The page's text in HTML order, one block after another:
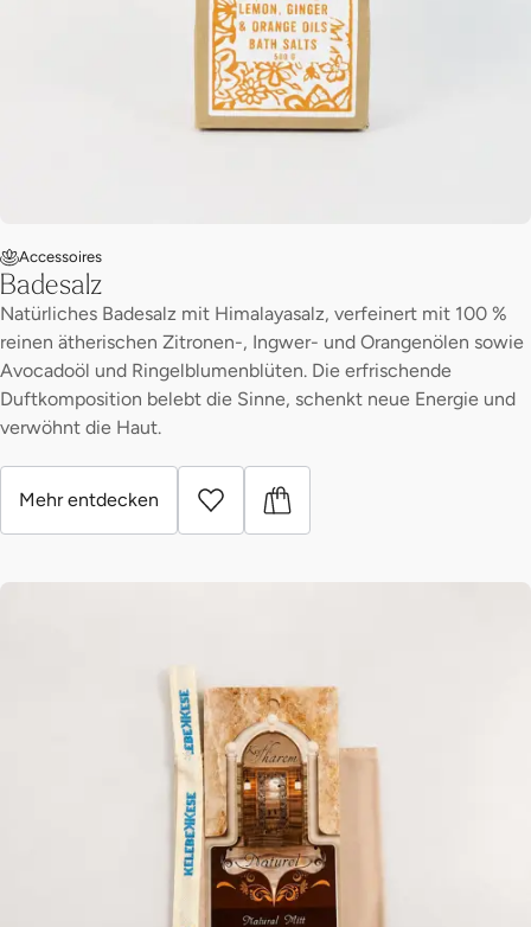
Accessoires
Badesalz
Natürliches Badesalz mit Himalayasalz, verfeinert mit 100 %
reinen ätherischen Zitronen-, Ingwer- und Orangenölen sowie
Avocadoöl und Ringelblumenblüten. Die erfrischende
Duftkomposition belebt die Sinne, schenkt neue Energie und
verwöhnt die Haut.
Mehr entdecken